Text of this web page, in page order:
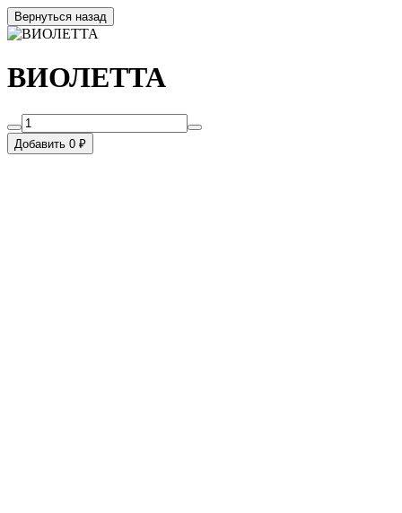
Вернуться назад
ВИОЛЕТТА
Добавить 0 ₽